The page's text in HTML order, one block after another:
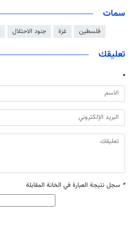
سمات
فلسطين غزة جنود الاحتلال
تعليقك
* سجل نتيجة العبارة في الخانة المقابلة